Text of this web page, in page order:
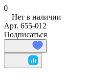
0
Нет в наличии
Арт. 655-012
Подписаться